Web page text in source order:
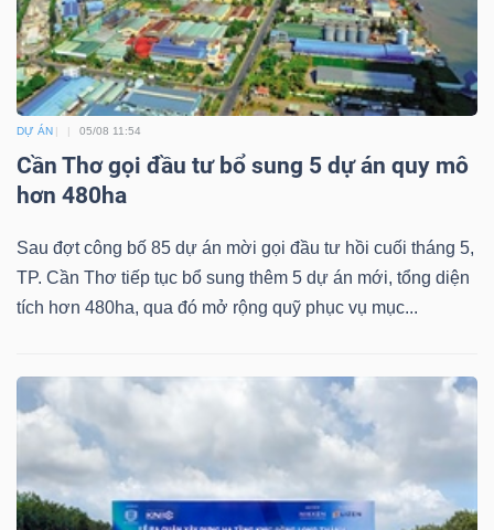
DỰ ÁN 05/08 11:54
Cần Thơ gọi đầu tư bổ sung 5 dự án quy mô
hơn 480ha
Sau đợt công bố 85 dự án mời gọi đầu tư hồi cuối tháng 5,
TP. Cần Thơ tiếp tục bổ sung thêm 5 dự án mới, tổng diện
tích hơn 480ha, qua đó mở rộng quỹ phục vụ mục...